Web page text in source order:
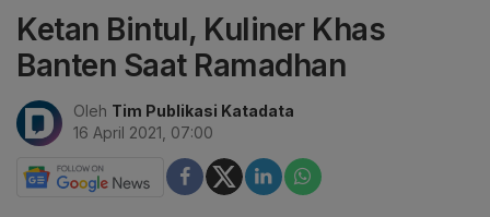
Ketan Bintul, Kuliner Khas
Banten Saat Ramadhan
Oleh Tim Publikasi Katadata
16 April 2021, 07:00